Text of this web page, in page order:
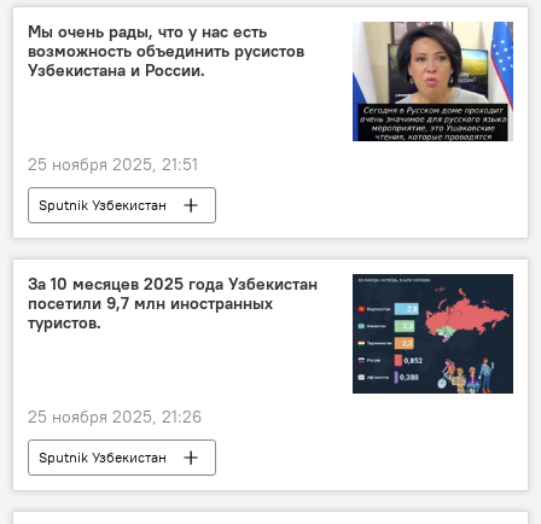
заболевания
питание
Мы очень рады, что у нас есть
возможность объединить русистов
Узбекистана и России.
25 ноября 2025, 21:51
Sputnik Узбекистан
За 10 месяцев 2025 года Узбекистан
посетили 9,7 млн иностранных
туристов.
25 ноября 2025, 21:26
Sputnik Узбекистан